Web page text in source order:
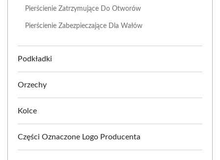
Pierścienie Zatrzymujące Do Otworów
Pierścienie Zabezpieczające Dla Wałów
Podkładki
Orzechy
Kolce
Części Oznaczone Logo Producenta